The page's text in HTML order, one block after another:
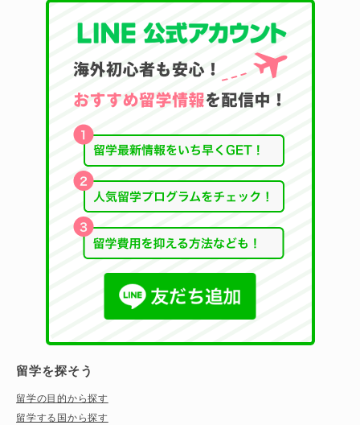
留学を探そう
留学の目的から探す
留学する国から探す